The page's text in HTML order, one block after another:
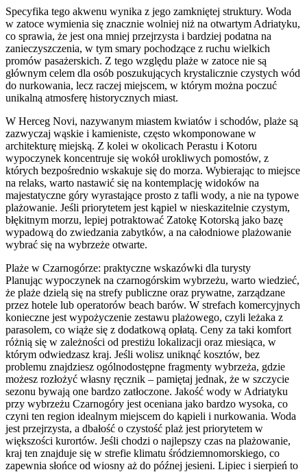
Specyfika tego akwenu wynika z jego zamkniętej struktury. Woda
w zatoce wymienia się znacznie wolniej niż na otwartym Adriatyku,
co sprawia, że jest ona mniej przejrzysta i bardziej podatna na
zanieczyszczenia, w tym smary pochodzące z ruchu wielkich
promów pasażerskich. Z tego względu plaże w zatoce nie są
głównym celem dla osób poszukujących krystalicznie czystych wód
do nurkowania, lecz raczej miejscem, w którym można poczuć
unikalną atmosferę historycznych miast.
W Herceg Novi, nazywanym miastem kwiatów i schodów, plaże są
zazwyczaj wąskie i kamieniste, często wkomponowane w
architekturę miejską. Z kolei w okolicach Perastu i Kotoru
wypoczynek koncentruje się wokół urokliwych pomostów, z
których bezpośrednio wskakuje się do morza. Wybierając to miejsce
na relaks, warto nastawić się na kontemplację widoków na
majestatyczne góry wyrastające prosto z tafli wody, a nie na typowe
plażowanie. Jeśli priorytetem jest kąpiel w nieskazitelnie czystym,
błękitnym morzu, lepiej potraktować Zatokę Kotorską jako bazę
wypadową do zwiedzania zabytków, a na całodniowe plażowanie
wybrać się na wybrzeże otwarte.
Plaże w Czarnogórze: praktyczne wskazówki dla turysty
Planując wypoczynek na czarnogórskim wybrzeżu, warto wiedzieć,
że plaże dzielą się na strefy publiczne oraz prywatne, zarządzane
przez hotele lub operatorów beach barów. W strefach komercyjnych
konieczne jest wypożyczenie zestawu plażowego, czyli leżaka z
parasolem, co wiąże się z dodatkową opłatą. Ceny za taki komfort
różnią się w zależności od prestiżu lokalizacji oraz miesiąca, w
którym odwiedzasz kraj. Jeśli wolisz uniknąć kosztów, bez
problemu znajdziesz ogólnodostępne fragmenty wybrzeża, gdzie
możesz rozłożyć własny ręcznik – pamiętaj jednak, że w szczycie
sezonu bywają one bardzo zatłoczone. Jakość wody w Adriatyku
przy wybrzeżu Czarnogóry jest oceniana jako bardzo wysoka, co
czyni ten region idealnym miejscem do kąpieli i nurkowania. Woda
jest przejrzysta, a dbałość o czystość plaż jest priorytetem w
większości kurortów. Jeśli chodzi o najlepszy czas na plażowanie,
kraj ten znajduje się w strefie klimatu śródziemnomorskiego, co
zapewnia słońce od wiosny aż do późnej jesieni. Lipiec i sierpień to